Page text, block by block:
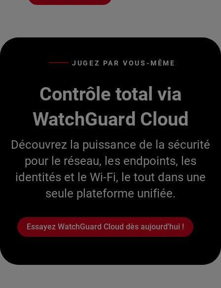
JUGEZ PAR VOUS-MÊME
Contrôle total via
WatchGuard Cloud
Découvrez la puissance de la sécurité
pour le réseau, les endpoints, les
identités et le Wi-Fi, le tout dans une
seule plateforme unifiée.
Essayez WatchGuard Cloud dès aujourd'hui !